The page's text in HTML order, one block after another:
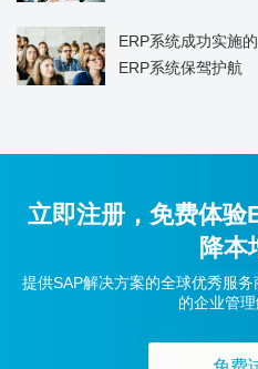
ERP系统成功实施
ERP系统保驾护航
立即注册，免费体验
降本
提供SAP解决方案的全球优秀服
的企业管